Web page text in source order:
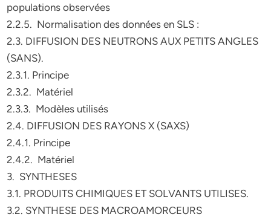
populations observées
2.2.5. Normalisation des données en SLS :
2.3. DIFFUSION DES NEUTRONS AUX PETITS ANGLES
(SANS).
2.3.1. Principe
2.3.2. Matériel
2.3.3. Modèles utilisés
2.4. DIFFUSION DES RAYONS X (SAXS)
2.4.1. Principe
2.4.2. Matériel
3. SYNTHESES
3.1. PRODUITS CHIMIQUES ET SOLVANTS UTILISES.
3.2. SYNTHESE DES MACROAMORCEURS